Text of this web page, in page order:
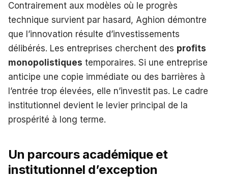
Contrairement aux modèles où le progrès
technique survient par hasard, Aghion démontre
que l’innovation résulte d’investissements
délibérés. Les entreprises cherchent des profits
monopolistiques temporaires. Si une entreprise
anticipe une copie immédiate ou des barrières à
l’entrée trop élevées, elle n’investit pas. Le cadre
institutionnel devient le levier principal de la
prospérité à long terme.
Un parcours académique et
institutionnel d’exception